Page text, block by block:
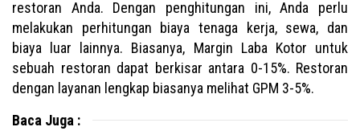
restoran Anda. Dengan penghitungan ini, Anda perlu
melakukan perhitungan biaya tenaga kerja, sewa, dan
biaya luar lainnya. Biasanya, Margin Laba Kotor untuk
sebuah restoran dapat berkisar antara 0-15%. Restoran
dengan layanan lengkap biasanya melihat GPM 3-5%.
Baca Juga :